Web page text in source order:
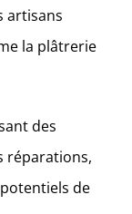
artisans
la plâtrerie
des
réparations,
de